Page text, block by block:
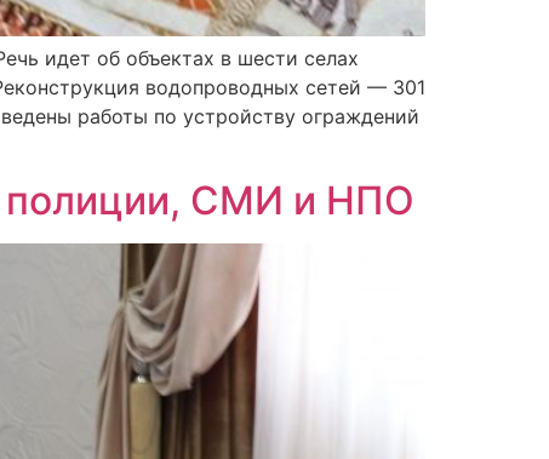
идет об объектах в шести селах
водопроводных сетей — 301
работы по устройству ограждений
полиции, СМИ и НПО